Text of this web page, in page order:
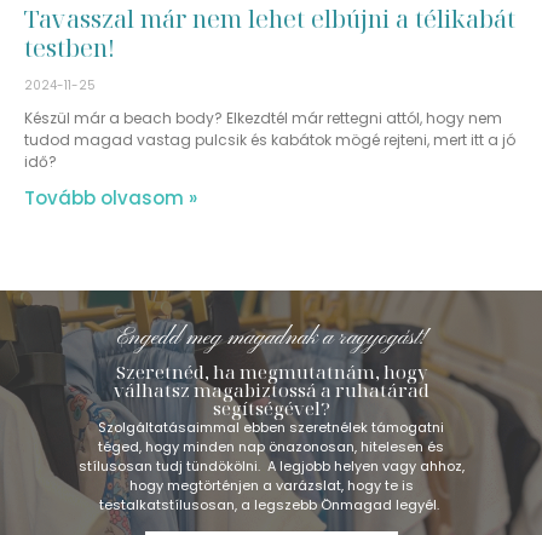
Tavasszal már nem lehet elbújni a télikabát
testben!
2024-11-25
Készül már a beach body? Elkezdtél már rettegni attól, hogy nem
tudod magad vastag pulcsik és kabátok mögé rejteni, mert itt a jó
idő?
Tovább olvasom »
Engedd meg magadnak a ragyogást!
Szeretnéd, ha megmutatnám, hogy
válhatsz magabiztossá a ruhatárad
segítségével?
Szolgáltatásaimmal ebben szeretnélek támogatni
téged, hogy minden nap önazonosan, hitelesen és
stílusosan tudj tündökölni. A legjobb helyen vagy ahhoz,
hogy megtörténjen a varázslat, hogy te is
testalkatstílusosan, a legszebb Önmagad legyél.